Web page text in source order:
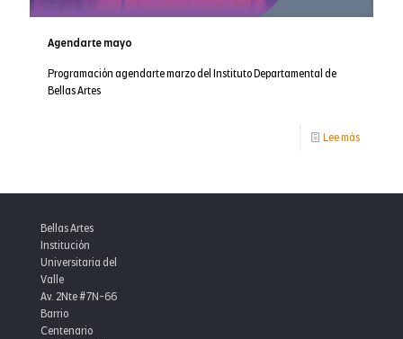
Agendarte mayo
Programación agendarte marzo del Instituto Departamental de
Bellas Artes
Lee más-
mayo
Bellas Artes
Institución
Universitaria del
Valle
Av. 2Nte #7N-66
Barrio
Centenario